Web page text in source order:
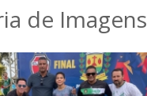
de Imagens